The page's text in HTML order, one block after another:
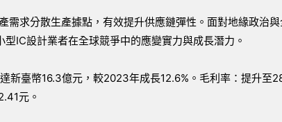
求分散生產據點，有效提升供應鏈彈性。面對地緣政治
IC設計業者在全球競爭中的應變實力與成長潛力。
臺幣16.3億元，較2023年成長12.6%。毛利率：提升至
元。